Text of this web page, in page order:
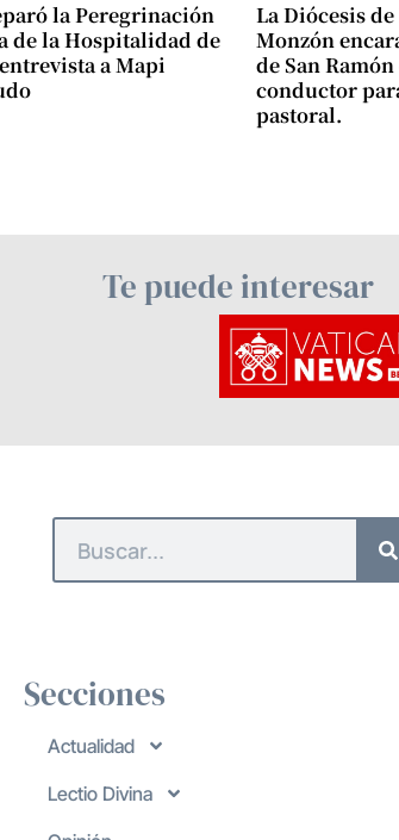
la Peregrinación
de la Hospitalidad de
a Mapi
La Diócesis
Monzón
de San
conductor
pastoral.
Te puede interesar
Secciones
Actualidad
Lectio Divina